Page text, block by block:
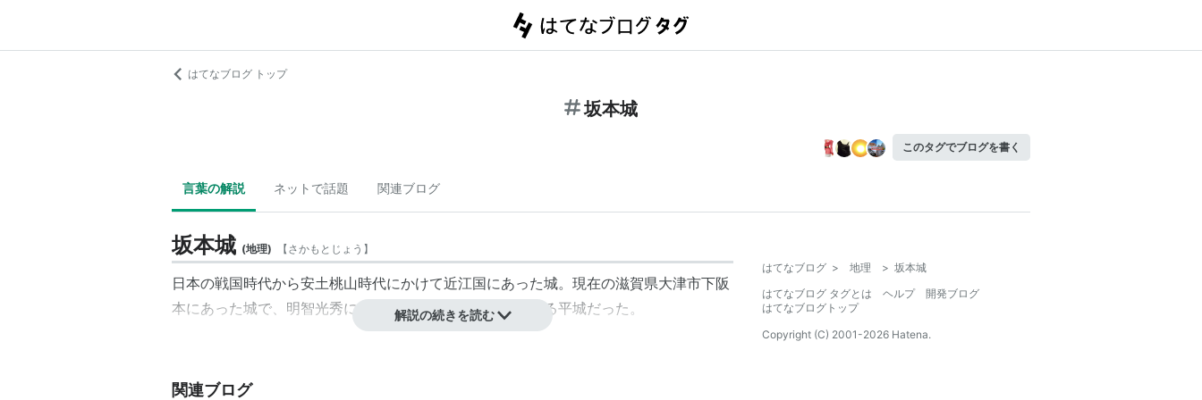
はてなブログ トップ
坂本城
このタグでブログを書く
言葉の解説 ネットで話題 関連ブログ
坂本城 (地理) 【さかもとじょう 】
日本の戦国時代から安土桃山時代にかけて近江国にあった城。現在の滋賀県大津市下阪
本にあった城で、明智光秀によって築かれた琵琶湖に面する平城だった。
解説の続きを読む
関連ブログ
はてなブログ > 地理 > 坂本城
はてなブログ タグとは
ヘルプ
開発ブログ
はてなブログトップ
Copyright (C) 2001-2026 Hatena.